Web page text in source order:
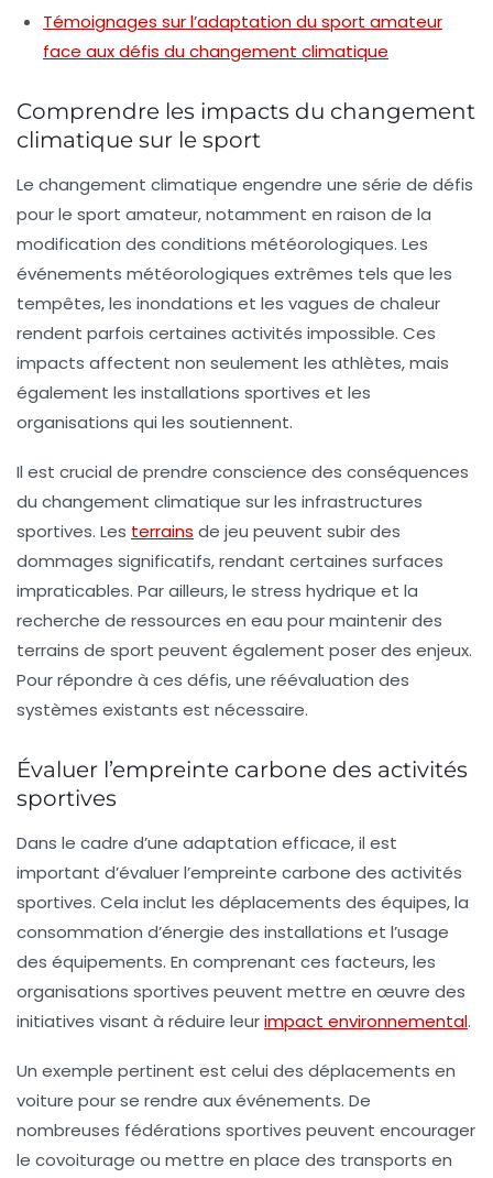
Témoignages sur l’adaptation du sport amateur
face aux défis du changement climatique
Comprendre les impacts du changement
climatique sur le sport
Le changement climatique engendre une série de défis
pour le sport amateur, notamment en raison de la
modification des conditions météorologiques. Les
événements météorologiques extrêmes tels que les
tempêtes, les inondations et les vagues de chaleur
rendent parfois certaines activités impossible. Ces
impacts affectent non seulement les athlètes, mais
également les installations sportives et les
organisations qui les soutiennent.
Il est crucial de prendre conscience des conséquences
du changement climatique sur les infrastructures
sportives. Les terrains de jeu peuvent subir des
dommages significatifs, rendant certaines surfaces
impraticables. Par ailleurs, le stress hydrique et la
recherche de ressources en eau pour maintenir des
terrains de sport peuvent également poser des enjeux.
Pour répondre à ces défis, une réévaluation des
systèmes existants est nécessaire.
Évaluer l’empreinte carbone des activités
sportives
Dans le cadre d’une adaptation efficace, il est
important d’évaluer l’empreinte carbone des activités
sportives. Cela inclut les déplacements des équipes, la
consommation d’énergie des installations et l’usage
des équipements. En comprenant ces facteurs, les
organisations sportives peuvent mettre en œuvre des
initiatives visant à réduire leurimpact environnemental.
Un exemple pertinent est celui des déplacements en
voiture pour se rendre aux événements. De
nombreuses fédérations sportives peuvent encourager
le covoiturage ou mettre en place des transports en